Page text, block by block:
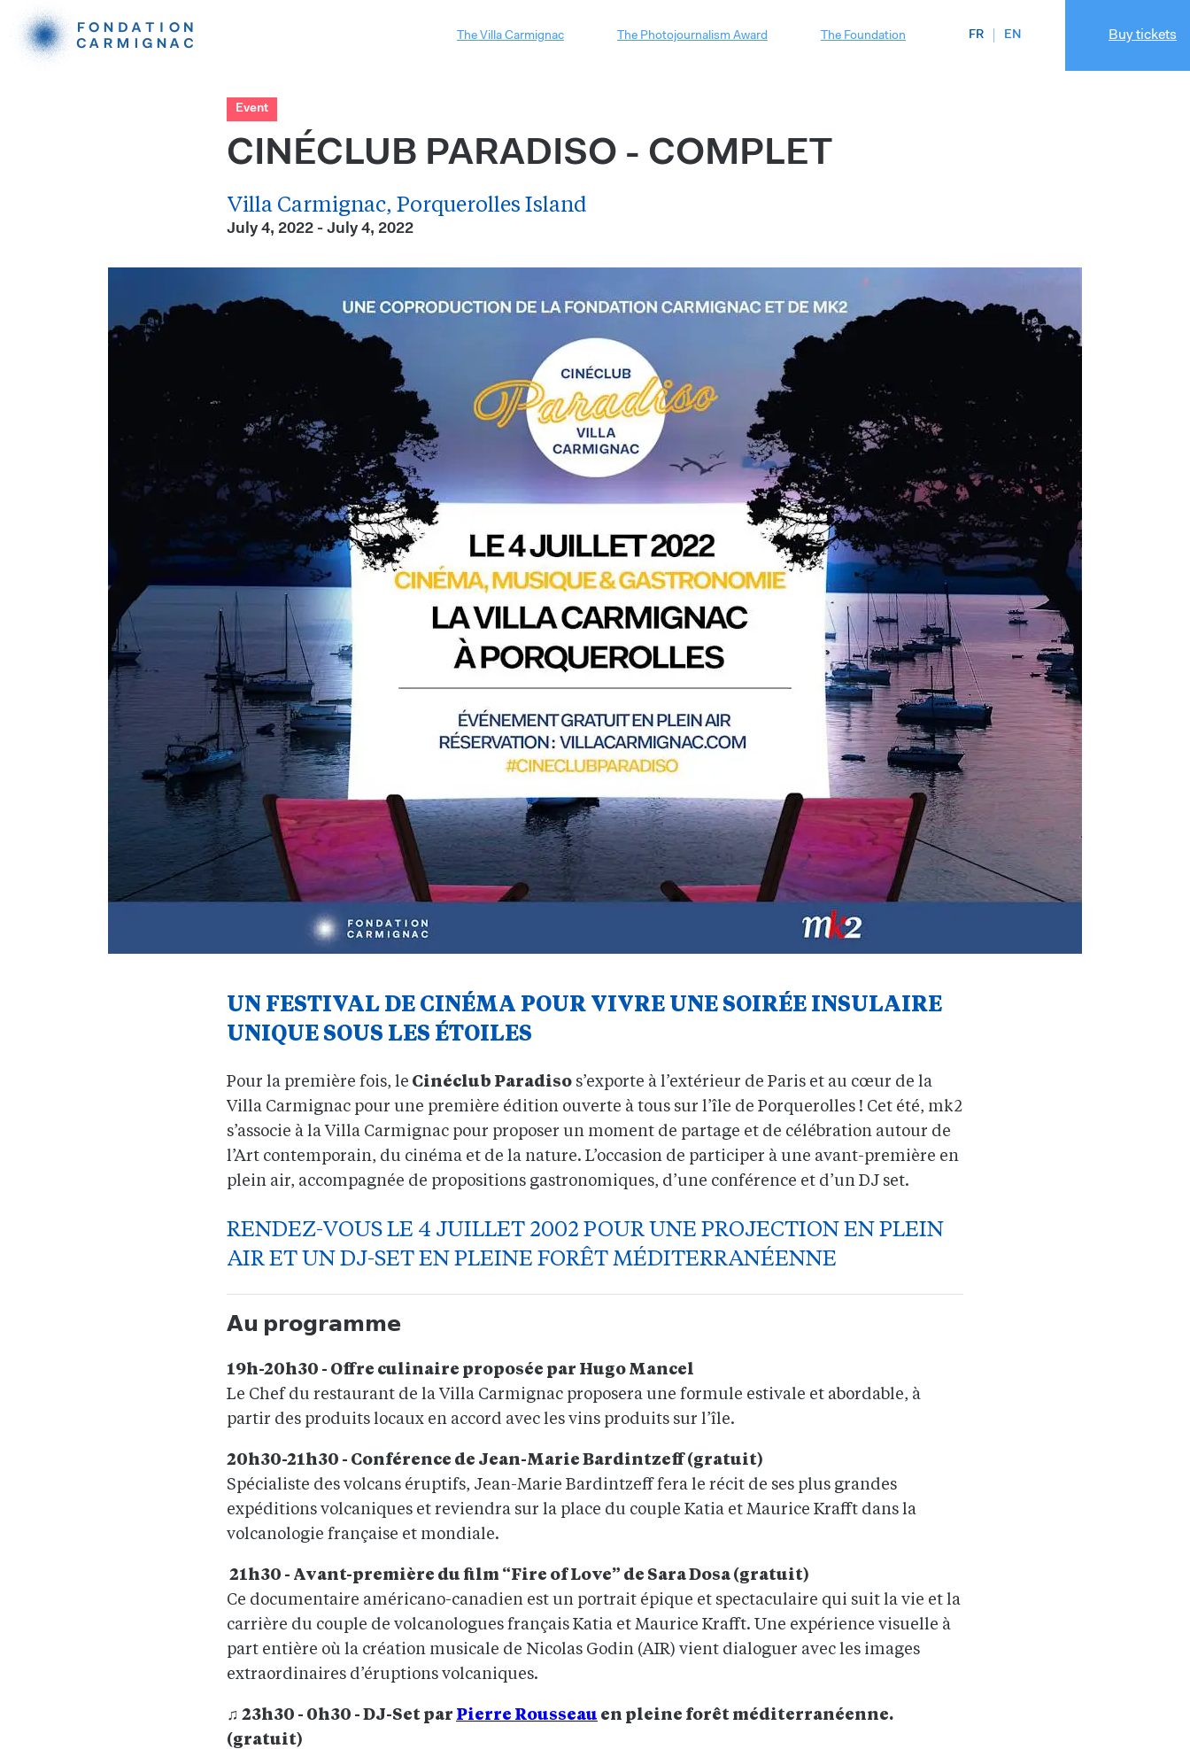
The Villa Carmignac The Photojournalism Award The Foundation FR EN Buy tickets
Event
CINÉCLUB PARADISO - COMPLET
Villa Carmignac, Porquerolles Island
July 4, 2022 - July 4, 2022
UN FESTIVAL DE CINÉMA POUR VIVRE UNE SOIRÉE INSULAIRE
UNIQUE SOUS LES ÉTOILES
Pour la première fois, le Cinéclub Paradiso s’exporte à l’extérieur de Paris et au cœur de la
Villa Carmignac pour une première édition ouverte à tous sur l’île de Porquerolles ! Cet été, mk2
s’associe à la Villa Carmignac pour proposer un moment de partage et de célébration autour de
l’Art contemporain, du cinéma et de la nature. L’occasion de participer à une avant-première en
plein air, accompagnée de propositions gastronomiques, d’une conférence et d’un DJ set.
RENDEZ-VOUS LE 4 JUILLET 2002 POUR UNE PROJECTION EN PLEIN
AIR ET UN DJ-SET EN PLEINE FORÊT MÉDITERRANÉENNE
𝗔𝘂 𝗽𝗿𝗼𝗴𝗿𝗮𝗺𝗺𝗲
19h-20h30 - Offre culinaire proposée par Hugo Mancel
Le Chef du restaurant de la Villa Carmignac proposera une formule estivale et abordable, à
partir des produits locaux en accord avec les vins produits sur l’île.
20h30-21h30 - Conférence de Jean-Marie Bardintzeff (gratuit)
Spécialiste des volcans éruptifs, Jean-Marie Bardintzeff fera le récit de ses plus grandes
expéditions volcaniques et reviendra sur la place du couple Katia et Maurice Krafft dans la
volcanologie française et mondiale.
21h30 - Avant-première du film “Fire of Love” de Sara Dosa (gratuit)
Ce documentaire américano-canadien est un portrait épique et spectaculaire qui suit la vie et la
carrière du couple de volcanologues français Katia et Maurice Krafft. Une expérience visuelle à
part entière où la création musicale de Nicolas Godin (AIR) vient dialoguer avec les images
extraordinaires d’éruptions volcaniques.
♫ 23h30 - 0h30 - DJ-Set par Pierre Rousseau en pleine forêt méditerranéenne.
(gratuit)